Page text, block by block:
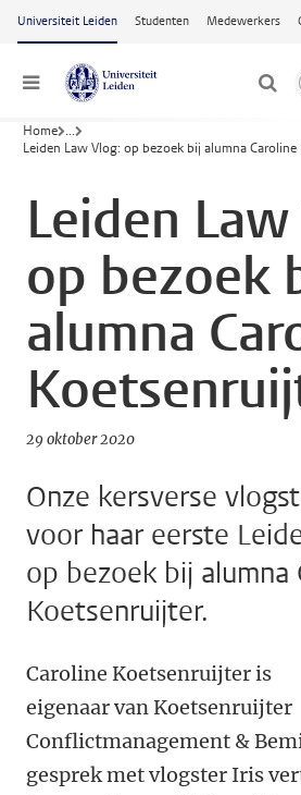
Ga naar hoofdinhoud
Universiteit Leiden Studenten Medewerkers
Menu
Home ...
Leiden Law Vlog: op bezoek bij alumna
Leiden
op bezoek
alumna
29 oktober 2020
Onze kersverse
voor haar eerste
op bezoek bij alumna
Koetsenruijter.
Caroline Koetsenruijter is
eigenaar van Koetsenruijter
Conflictmanagement &
gesprek met vlogster Iris